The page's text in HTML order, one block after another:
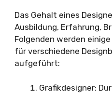
Das Gehalt eines
Ausbildung, Erfahrung,
Folgenden werden
für verschiedene
aufgeführt:
Grafikdesigner: